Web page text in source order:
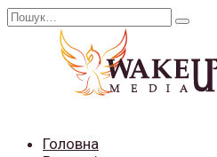
Перейти
Search
Головна